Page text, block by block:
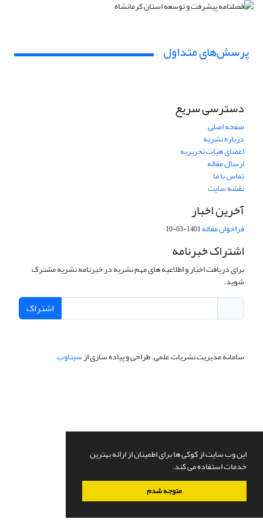
این وب سایت از کوکی ها برای اطمینان از ارائه بهترین
خدمات استفاده می کند.
متوجه شدم
پرسش‌های متداول
دسترسی سریع
صفحه اصلی
درباره نشریه
اعضای هیات تحریریه
ارسال مقاله
تماس با ما
نقشه سایت
آخرین اخبار
فراخوان مقاله1401-03-10
اشتراک خبرنامه
برای دریافت اخبار و اطلاعیه های مهم نشریه در خبرنامه نشریه مشترک
شوید.
اشتراک
سامانه مدیریت نشریات علمی.طراحی و پیاده سازی ازسیناوب